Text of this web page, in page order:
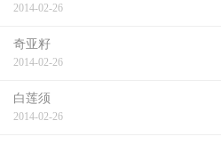
2014-02-26
奇亚籽
2014-02-26
白莲须
2014-02-26